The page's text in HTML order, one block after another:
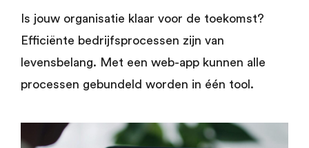
Is jouw organisatie klaar voor de toekomst?
Efficiënte bedrijfsprocessen zijn van
levensbelang. Met een web-app kunnen alle
processen gebundeld worden in één tool.